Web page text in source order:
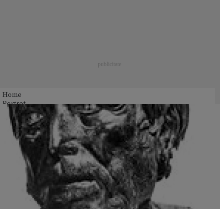
Home
Portret